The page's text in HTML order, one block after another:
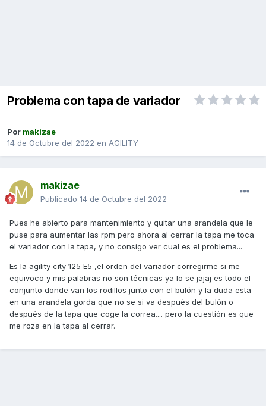
Problema con tapa de variador
Por makizae
14 de Octubre del 2022 en AGILITY
makizae
Publicado 14 de Octubre del 2022
Pues he abierto para mantenimiento y quitar una arandela que le
puse para aumentar las rpm pero ahora al cerrar la tapa me toca
el variador con la tapa, y no consigo ver cual es el problema...
Es la agility city 125 E5 ,el orden del variador corregirme si me
equivoco y mis palabras no son técnicas ya lo se jajaj es todo el
conjunto donde van los rodillos junto con el bulón y la duda esta
en una arandela gorda que no se si va después del bulón o
después de la tapa que coge la correa.... pero la cuestión es que
me roza en la tapa al cerrar.